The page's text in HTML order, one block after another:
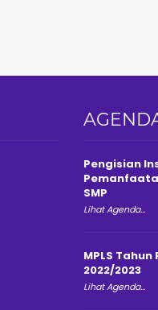
Pengisian
SMP
Lihat Agenda...
MPLS
2022/2023
Lihat Agenda...